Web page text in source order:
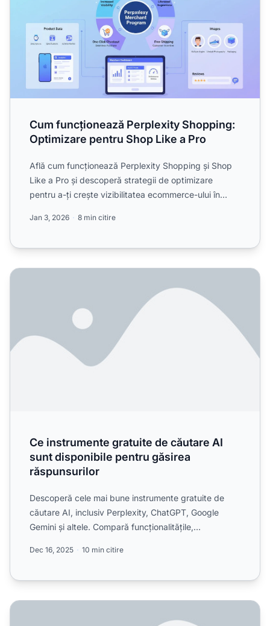
Cum funcționează Perplexity Shopping:
Optimizare pentru Shop Like a Pro
Află cum funcționează Perplexity Shopping și Shop
Like a Pro și descoperă strategii de optimizare
pentru a-ți crește vizibilitatea ecommerce-ului în
Jan 3, 2026 8 min citire
Ce instrumente gratuite de căutare AI sunt disponibile
Ce instrumente gratuite de căutare AI
sunt disponibile pentru găsirea
răspunsurilor
Descoperă cele mai bune instrumente gratuite de
căutare AI, inclusiv Perplexity, ChatGPT, Google
Gemini și altele. Compară funcționalitățile,
Dec 16, 2025 10 min citire
Cum funcționează Căutarea Live Perplexity: Integrare